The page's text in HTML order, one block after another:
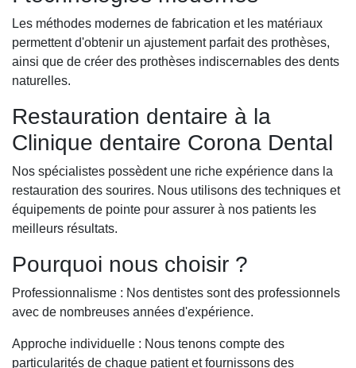
Les méthodes modernes de fabrication et les matériaux
permettent d'obtenir un ajustement parfait des prothèses,
ainsi que de créer des prothèses indiscernables des dents
naturelles.
Restauration dentaire à la
Clinique dentaire Corona Dental
Nos spécialistes possèdent une riche expérience dans la
restauration des sourires. Nous utilisons des techniques et
équipements de pointe pour assurer à nos patients les
meilleurs résultats.
Pourquoi nous choisir ?
Professionnalisme : Nos dentistes sont des professionnels
avec de nombreuses années d'expérience.
Approche individuelle : Nous tenons compte des
particularités de chaque patient et fournissons des